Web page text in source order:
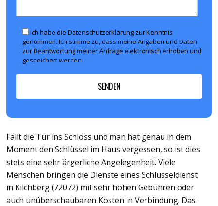
Ich habe die Datenschutzerklärung zur Kenntnis
genommen. Ich stimme zu, dass meine Angaben und Daten
zur Beantwortung meiner Anfrage elektronisch erhoben und
gespeichert werden.
Fällt die Tür ins Schloss und man hat genau in dem
Moment den Schlüssel im Haus vergessen, so ist dies
stets eine sehr ärgerliche Angelegenheit. Viele
Menschen bringen die Dienste eines Schlüsseldienst
in Kilchberg (72072) mit sehr hohen Gebühren oder
auch unüberschaubaren Kosten in Verbindung. Das